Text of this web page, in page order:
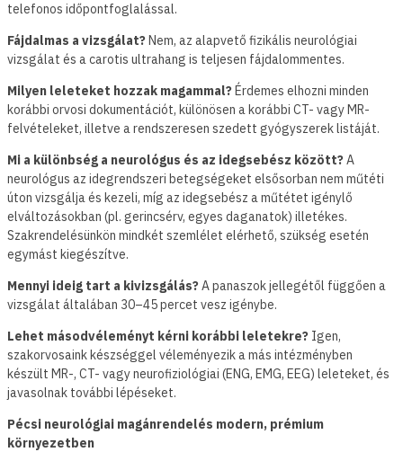
telefonos időpontfoglalással.
Fájdalmas a vizsgálat? Nem, az alapvető fizikális neurológiai
vizsgálat és a carotis ultrahang is teljesen fájdalommentes.
Milyen leleteket hozzak magammal? Érdemes elhozni minden
korábbi orvosi dokumentációt, különösen a korábbi CT- vagy MR-
felvételeket, illetve a rendszeresen szedett gyógyszerek listáját.
Mi a különbség a neurológus és az idegsebész között? A
neurológus az idegrendszeri betegségeket elsősorban nem műtéti
úton vizsgálja és kezeli, míg az idegsebész a műtétet igénylő
elváltozásokban (pl. gerincsérv, egyes daganatok) illetékes.
Szakrendelésünkön mindkét szemlélet elérhető, szükség esetén
egymást kiegészítve.
Mennyi ideig tart a kivizsgálás? A panaszok jellegétől függően a
vizsgálat általában 30–45 percet vesz igénybe.
Lehet másodvéleményt kérni korábbi leletekre? Igen,
szakorvosaink készséggel véleményezik a más intézményben
készült MR-, CT- vagy neurofiziológiai (ENG, EMG, EEG) leleteket, és
javasolnak további lépéseket.
Pécsi neurológiai magánrendelés modern, prémium
környezetben